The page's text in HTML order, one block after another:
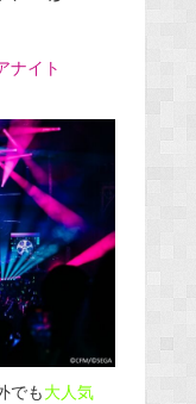
ナイト
でも大人気